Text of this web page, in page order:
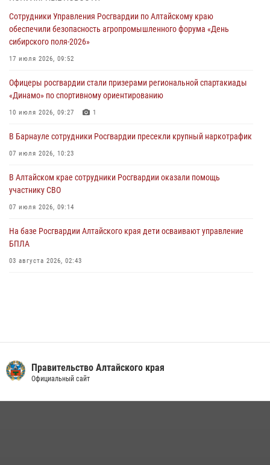
акции «Коробка храбрости»
Сотрудники Росгвардии провели встречу с юными пограничниками
03 июля 2026, 04:03
Управление Росгвардии по Алтайскому краю провело для детей
02 июля 2026, 00:55
Алтайскому краю подведены итоги «прямой линии»
01 июля 2026, 07:49
Сотрудники Управления Росгвардии по Алтайскому краю
обеспечили безопасность агропромышленного форума «День
сибирского поля-2026»
17 июля 2026, 09:52
Офицеры росгвардии стали призерами региональной спартакиады
«Динамо» по спортивному ориентированию
10 июля 2026, 09:27 1
В Барнауле сотрудники Росгвардии пресекли крупный наркотрафик
07 июля 2026, 10:23
В Алтайском крае сотрудники Росгвардии оказали помощь
участнику СВО
07 июля 2026, 09:14
На базе Росгвардии Алтайского края дети осваивают управление
БПЛА
03 августа 2026, 02:43
Правительство Алтайского края
Официальный сайт